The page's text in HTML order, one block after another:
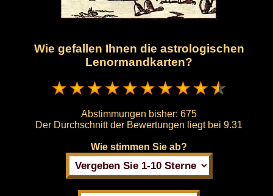
Wie gefallen Ihnen die astrologischen
Lenormandkarten?
Abstimmungen bisher: 675
Der Durchschnitt der Bewertungen liegt bei 9.31
Wie stimmen Sie ab?